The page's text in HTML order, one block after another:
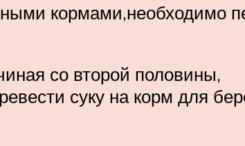
кормами,необходимо
со второй половины,
суку на корм для